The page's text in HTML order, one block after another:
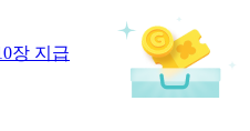
장 지급